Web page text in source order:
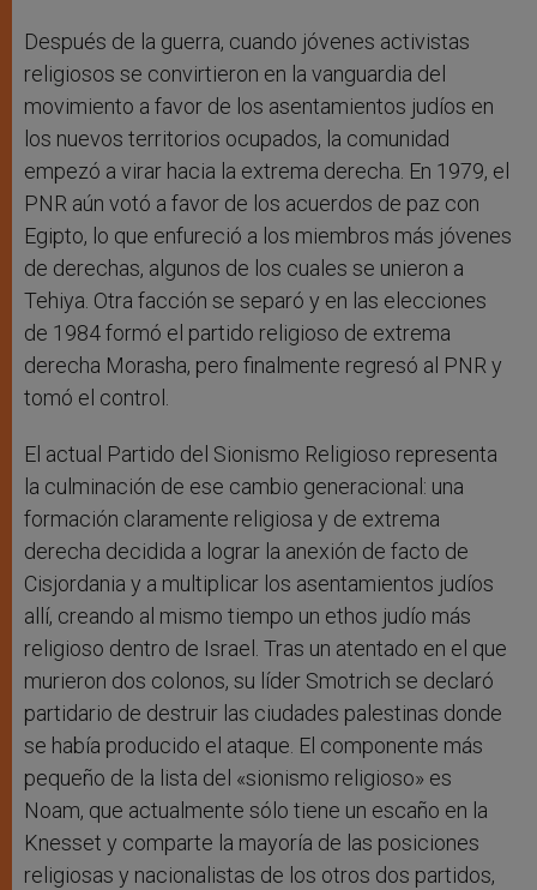
Después de la guerra, cuando jóvenes activistas
religiosos se convirtieron en la vanguardia del
movimiento a favor de los asentamientos judíos en
los nuevos territorios ocupados, la comunidad
empezó a virar hacia la extrema derecha. En 1979, el
PNR aún votó a favor de los acuerdos de paz con
Egipto, lo que enfureció a los miembros más jóvenes
de derechas, algunos de los cuales se unieron a
Tehiya. Otra facción se separó y en las elecciones
de 1984 formó el partido religioso de extrema
derecha Morasha, pero finalmente regresó al PNR y
tomó el control.
El actual Partido del Sionismo Religioso representa
la culminación de ese cambio generacional: una
formación claramente religiosa y de extrema
derecha decidida a lograr la anexión de facto de
Cisjordania y a multiplicar los asentamientos judíos
allí, creando al mismo tiempo un ethos judío más
religioso dentro de Israel. Tras un atentado en el que
murieron dos colonos, su líder Smotrich se declaró
partidario de destruir las ciudades palestinas donde
se había producido el ataque. El componente más
pequeño de la lista del «sionismo religioso» es
Noam, que actualmente sólo tiene un escaño en la
Knesset y comparte la mayoría de las posiciones
religiosas y nacionalistas de los otros dos partidos,